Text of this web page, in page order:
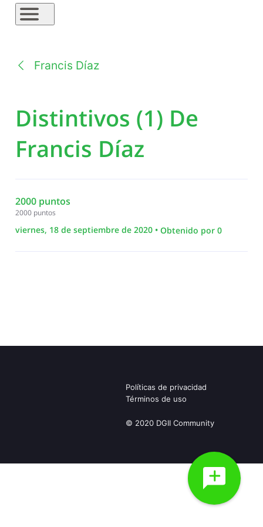
Francis Díaz
Distintivos (1) De
Francis Díaz
2000 puntos
2000 puntos
viernes, 18 de septiembre de 2020 Obtenido por 0
Políticas de privacidad
Términos de uso
© 2020 DGII Community